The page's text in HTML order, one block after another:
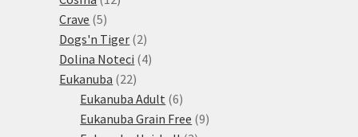
Crave 55
produktů
Dogs'n Tiger 22
produkty
Dolina Noteci 44
Eukanuba 2222
produktů
Eukanuba Adult 66
produktů
Eukanuba Grain Free 99